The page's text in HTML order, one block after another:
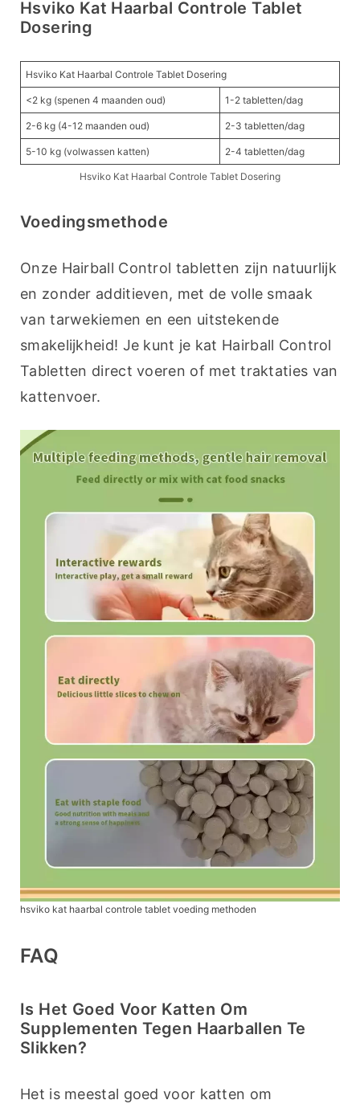
Hsviko Kat Haarbal Controle Tablet
Dosering
Hsviko Kat Haarbal Controle Tablet Dosering
<2 kg (spenen 4 maanden oud) 1-2 tabletten/dag
2-6 kg (4-12 maanden oud) 2-3 tabletten/dag
5-10 kg (volwassen katten) 2-4 tabletten/dag
Hsviko Kat Haarbal Controle Tablet Dosering
Voedingsmethode
Onze Hairball Control tabletten zijn natuurlijk
en zonder additieven, met de volle smaak
van tarwekiemen en een uitstekende
smakelijkheid! Je kunt je kat Hairball Control
Tabletten direct voeren of met traktaties van
kattenvoer.
hsviko kat haarbal controle tablet voeding methoden
FAQ
Is Het Goed Voor Katten Om
Supplementen Tegen Haarballen Te
Slikken?
Het is meestal goed voor katten om